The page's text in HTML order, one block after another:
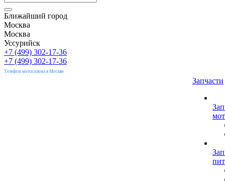
Ближайший город
Москва
Москва
Уссурийск
+7 (499) 302-17-36
+7 (499) 302-17-36
Телефон мотосалона в Москве
Запчасти